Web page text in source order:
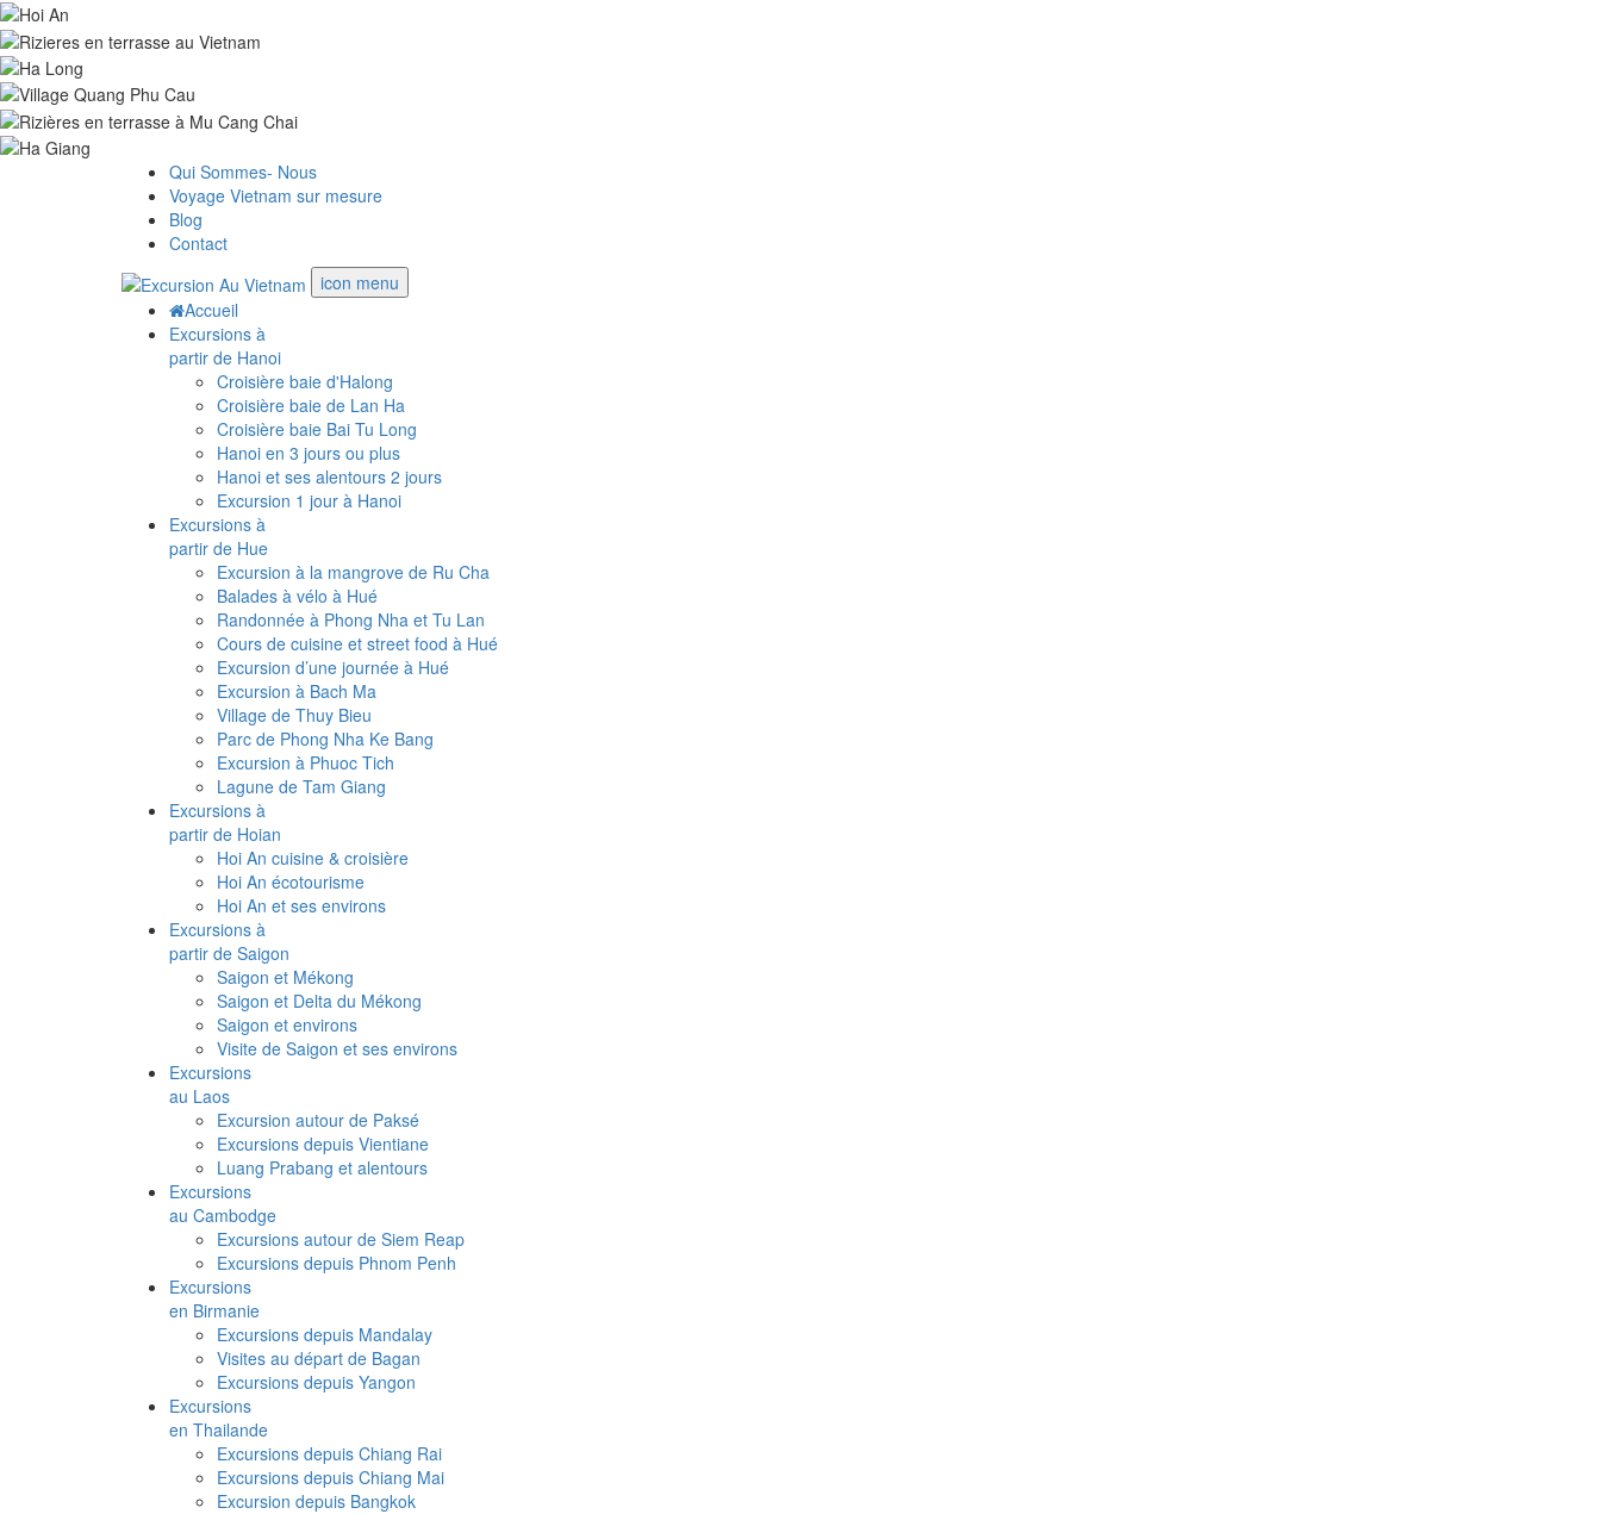
Qui Sommes- Nous
Voyage Vietnam sur mesure
Blog
Contact
icon menu
Accueil
Excursions à
partir de Hanoi
Croisière baie d'Halong
Croisière baie de Lan Ha
Croisière baie Bai Tu Long
Hanoi en 3 jours ou plus
Hanoi et ses alentours 2 jours
Excursion 1 jour à Hanoi
Excursions à
partir de Hue
Excursion à la mangrove de Ru Cha
Balades à vélo à Hué
Randonnée à Phong Nha et Tu Lan
Cours de cuisine et street food à Hué
Excursion d’une journée à Hué
Excursion à Bach Ma
Village de Thuy Bieu
Parc de Phong Nha Ke Bang
Excursion à Phuoc Tich
Lagune de Tam Giang
Excursions à
partir de Hoian
Hoi An cuisine & croisière
Hoi An écotourisme
Hoi An et ses environs
Excursions à
partir de Saigon
Saigon et Mékong
Saigon et Delta du Mékong
Saigon et environs
Visite de Saigon et ses environs
Excursions
au Laos
Excursion autour de Paksé
Excursions depuis Vientiane
Luang Prabang et alentours
Excursions
au Cambodge
Excursions autour de Siem Reap
Excursions depuis Phnom Penh
Excursions
en Birmanie
Excursions depuis Mandalay
Visites au départ de Bagan
Excursions depuis Yangon
Excursions
en Thailande
Excursions depuis Chiang Rai
Excursions depuis Chiang Mai
Excursion depuis Bangkok